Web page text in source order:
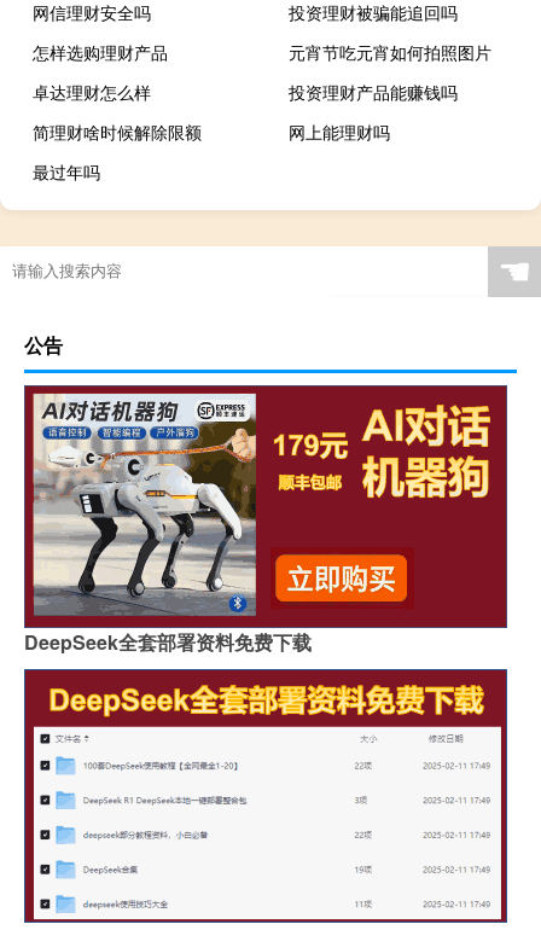
网信理财安全吗
投资理财被骗能追回吗
怎样选购理财产品
元宵节吃元宵如何拍照图片
卓达理财怎么样
投资理财产品能赚钱吗
简理财啥时候解除限额
网上能理财吗
最过年吗
☚
公告
DeepSeek全套部署资料免费下载